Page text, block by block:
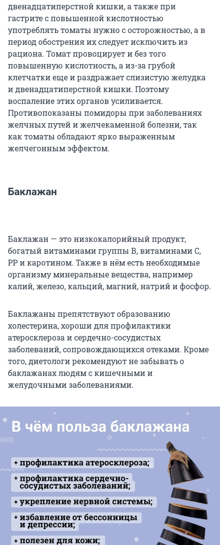
двенадцатиперстной кишки, а также при
гастрите с повышенной кислотностью
употреблять томаты нужно с осторожностью, а в
период обострения их следует исключить из
рациона. Томат провоцирует и без того
повышенную кислотность, а из-за грубой
клетчатки еще и раздражает слизистую желудка
и двенадцатиперстной кишки. Поэтому
воспаление этих органов усиливается.
Противопоказаны помидоры при заболеваниях
желчных путей и желчекаменной болезни, так
как томаты обладают ярко выраженным
желчегонным эффектом.
Баклажан
Баклажан — это низкокалорийный продукт,
богатый витаминами группы В, витаминами С,
РР и каротином. Также в нём есть необходимые
организму минеральные вещества, например
калий, железо, кальций, магний, натрий и фосфор.
Баклажаны препятствуют образованию
холестерина, хороши для профилактики
атеросклероза и сердечно-сосудистых
заболеваний, сопровождающихся отеками. Кроме
того, диетологи рекомендуют не забывать о
баклажанах людям с кишечными и
желудочными заболеваниями.